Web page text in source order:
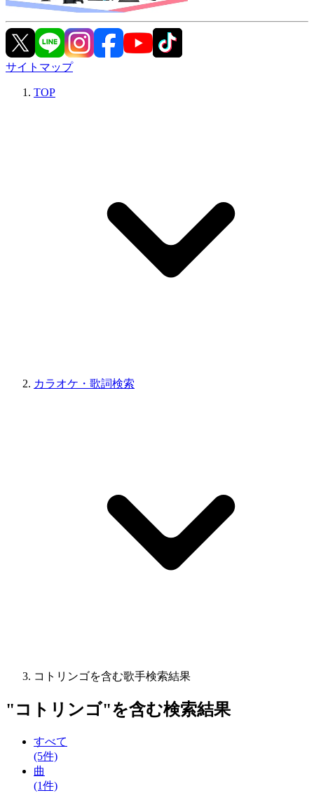
サイトマップ
TOP
カラオケ・歌詞検索
コトリンゴを含む歌手検索結果
"コトリンゴ"を含む検索結果
すべて
(5件)
曲
(1件)